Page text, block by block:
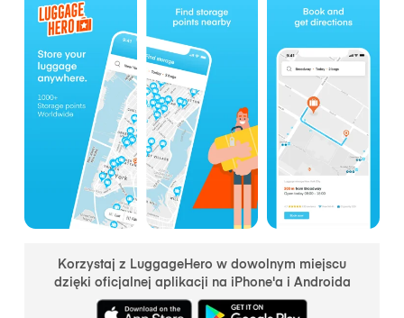
Korzystaj z LuggageHero w dowolnym miejscu
dzięki oficjalnej aplikacji na iPhone'a i Androida